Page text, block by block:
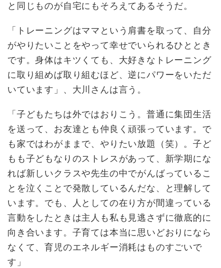
と同じものが自宅にもそろえてあるそうだ。
「トレーニングはママという肩書を取って、自分
がやりたいことをやって幸せでいられるひととき
です。身体はキツくても、大好きなトレーニング
に取り組めば取り組むほど、逆にパワーをいただ
いています」、大川さんは言う。
「子どもたちは外ではおりこう。普通に集団生活
を送って、お友達とも仲良く頑張っています。で
も家ではわがままで、やりたい放題（笑）。子ど
もも子どもなりのストレスがあって、新学期にな
れば新しいクラスや先生の中でがんばっているこ
とを泣くことで発散しているんだな、と理解して
います。でも、人としての在り方が間違っている
言動をしたときは主人も私も見逃さずに徹底的に
向き合います。子育ては本当に思いどおりになら
なくて、育児のエネルギー消耗はものすごいで
す」